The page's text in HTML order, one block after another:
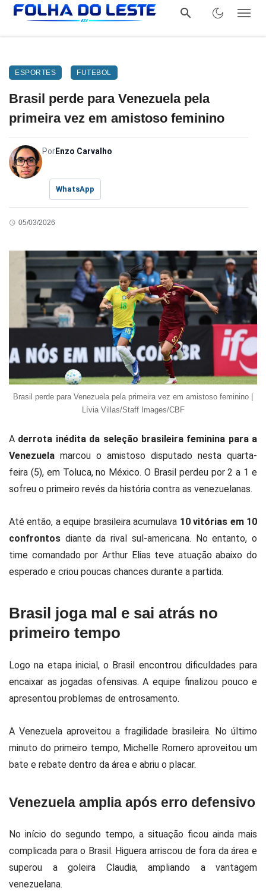
ESPORTES FUTEBOL
Brasil perde para Venezuela pela
primeira vez em amistoso feminino
PorEnzo Carvalho
WhatsApp
05/03/2026
Brasil perde para Venezuela pela primeira vez em amistoso feminino |
Lívia Villas/Staff Images/CBF
A derrota inédita da seleção brasileira feminina para a
Venezuela marcou o amistoso disputado nesta quarta-
feira (5), em Toluca, no México. O Brasil perdeu por 2 a 1 e
sofreu o primeiro revés da história contra as venezuelanas.
Até então, a equipe brasileira acumulava 10 vitórias em 10
confrontos diante da rival sul-americana. No entanto, o
time comandado por Arthur Elias teve atuação abaixo do
esperado e criou poucas chances durante a partida.
Brasil joga mal e sai atrás no
primeiro tempo
Logo na etapa inicial, o Brasil encontrou dificuldades para
encaixar as jogadas ofensivas. A equipe finalizou pouco e
apresentou problemas de entrosamento.
A Venezuela aproveitou a fragilidade brasileira. No último
minuto do primeiro tempo, Michelle Romero aproveitou um
bate e rebate dentro da área e abriu o placar.
Venezuela amplia após erro defensivo
No início do segundo tempo, a situação ficou ainda mais
complicada para o Brasil. Higuera arriscou de fora da área e
superou a goleira Claudia, ampliando a vantagem
venezuelana.